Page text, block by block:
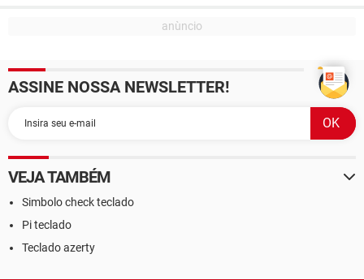
ASSINE NOSSA NEWSLETTER!
VEJA TAMBÉM
Simbolo check teclado
Pi teclado
Teclado azerty